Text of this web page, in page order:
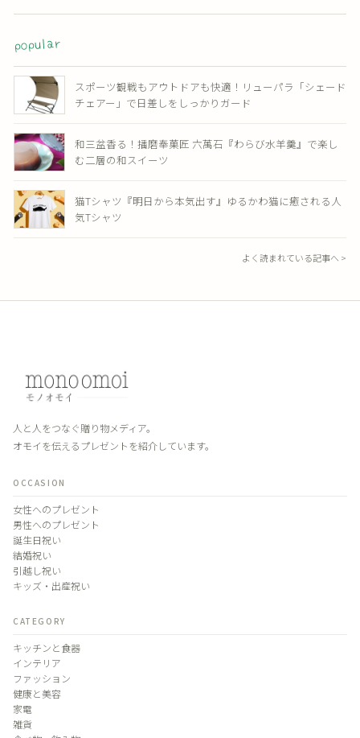
popular
スポーツ観戦もアウトドアも快適！リューパラ「シェード
チェアー」で日差しをしっかりガード
和三盆香る！播磨奉菓匠 六萬石『わらび水羊羹』で楽し
む二層の和スイーツ
猫Tシャツ『明日から本気出す』ゆるかわ猫に癒される人
気Tシャツ
よく読まれている記事へ >
人と人をつなぐ贈り物メディア。
オモイを伝えるプレゼントを紹介しています。
OCCASION
女性へのプレゼント
男性へのプレゼント
誕生日祝い
結婚祝い
引越し祝い
キッズ・出産祝い
CATEGORY
キッチンと食器
インテリア
ファッション
健康と美容
家電
雑貨